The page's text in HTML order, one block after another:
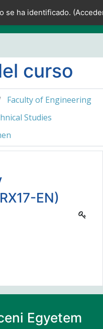
se ha identificado. (
curso
Faculty of Engineering
Studies
EN)
Egyetem